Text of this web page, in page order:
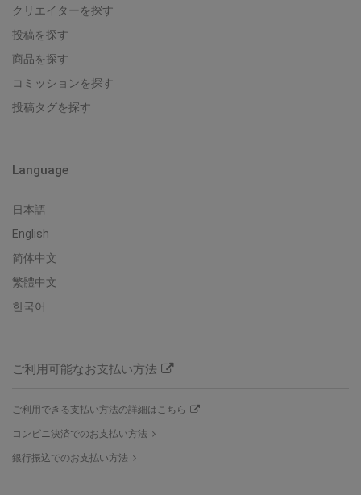
クリエイターを探す
投稿を探す
商品を探す
コミッションを探す
投稿タグを探す
Language
日本語
English
简体中文
繁體中文
한국어
ご利用可能なお支払い方法
ご利用できる支払い方法の詳細はこちら
コンビニ決済でのお支払い方法
銀行振込でのお支払い方法